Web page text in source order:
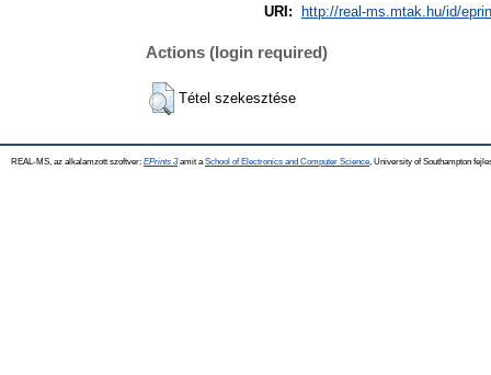
URI:
http://real-ms.mtak.hu/id/
Actions (login required)
Tétel szekesztése
REAL-MS, az alkalamzott szoftver: EPrints 3amit a School of Electronics and Computer Science , University of Southampton